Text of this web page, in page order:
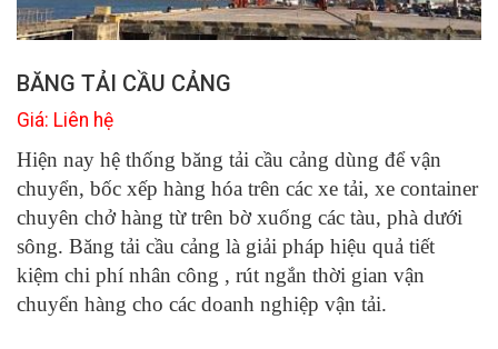
BĂNG TẢI CẦU CẢNG
Giá: Liên hệ
Hiện nay hệ thống băng tải cầu cảng dùng để vận
chuyển, bốc xếp hàng hóa trên các xe tải, xe container
chuyên chở hàng từ trên bờ xuống các tàu, phà dưới
sông. Băng tải cầu cảng là giải pháp hiệu quả tiết
kiệm chi phí nhân công , rút ngắn thời gian vận
chuyển hàng cho các doanh nghiệp vận tải.